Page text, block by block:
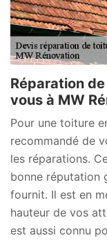
Réparation
vous à MW
Pour une toiture
recommandé de
les réparations.
bonne réputation
fournit. Il est en
hauteur de vos
est aussi connu